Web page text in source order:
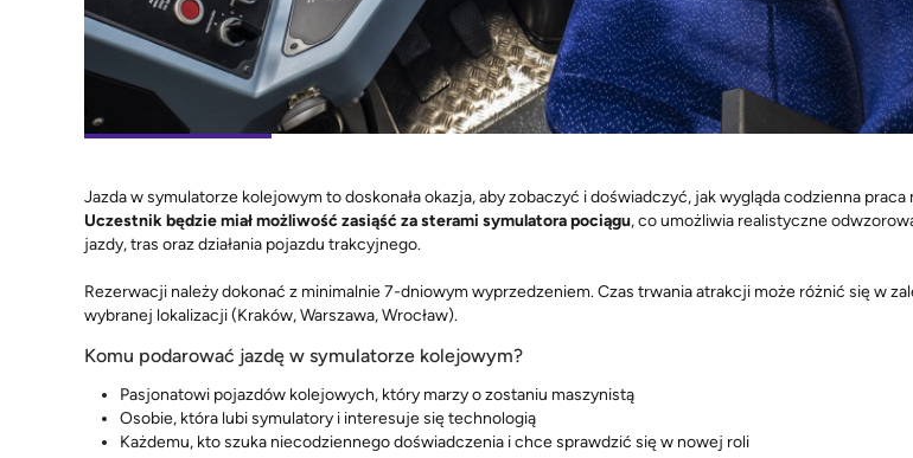
Jazda w symulatorze kolejowym to doskonała okazja, aby zobaczyć i doświadczyć, jak wygląda codzienna praca
Uczestnik będzie miał możliwość zasiąść za sterami symulatora pociągu, co umożliwia realistyczne
jazdy, tras oraz działania pojazdu trakcyjnego.
Rezerwacji należy dokonać z minimalnie 7-dniowym wyprzedzeniem. Czas trwania atrakcji może różnić się w
wybranej lokalizacji (Kraków, Warszawa, Wrocław).
Komu podarować jazdę w symulatorze kolejowym?
Pasjonatowi pojazdów kolejowych, który marzy o zostaniu maszynistą
Osobie, która lubi symulatory i interesuje się technologią
Każdemu, kto szuka niecodziennego doświadczenia i chce sprawdzić się w nowej roli